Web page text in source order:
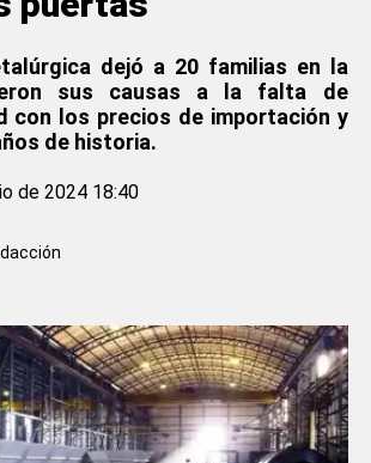
dejó a 20 familias en la
sus causas a la falta de
con los precios de importación y
de historia.
de 2024 18:40